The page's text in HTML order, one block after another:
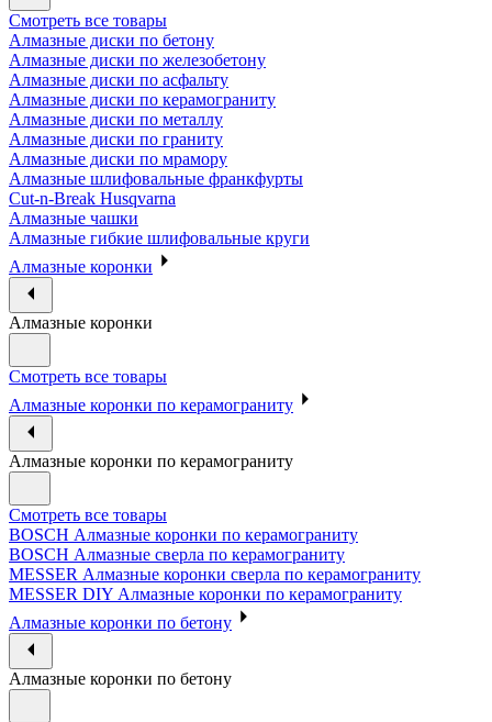
Смотреть все товары
Алмазные диски по бетону
Алмазные диски по железобетону
Алмазные диски по асфальту
Алмазные диски по керамограниту
Алмазные диски по металлу
Алмазные диски по граниту
Алмазные диски по мрамору
Алмазные шлифовальные франкфурты
Cut-n-Break Husqvarna
Алмазные чашки
Алмазные гибкие шлифовальные круги
Алмазные коронки
Алмазные коронки
Смотреть все товары
Алмазные коронки по керамограниту
Алмазные коронки по керамограниту
Смотреть все товары
BOSCH Алмазные коронки по керамограниту
BOSCH Алмазные сверла по керамограниту
MESSER Алмазные коронки сверла по керамограниту
MESSER DIY Алмазные коронки по керамограниту
Алмазные коронки по бетону
Алмазные коронки по бетону